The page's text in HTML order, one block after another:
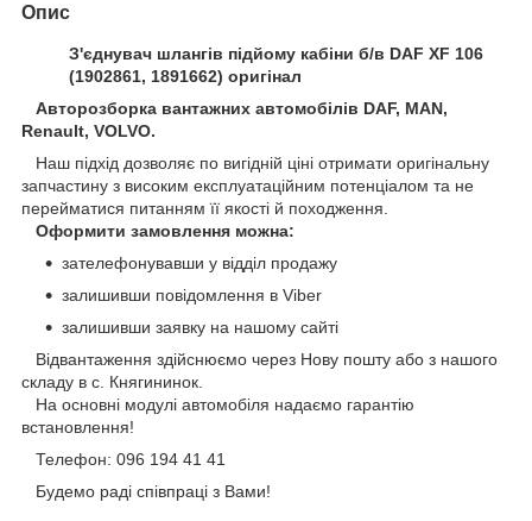
Опис
З'єднувач шлангів підйому кабіни б/в DAF XF 106
(1902861, 1891662) оригінал
Авторозборка вантажних автомобілів DAF, MAN,
Renault, VOLVO.
Наш підхід дозволяє по вигідній ціні отримати оригінальну
запчастину з високим експлуатаційним потенціалом та не
перейматися питанням її якості й походження.
Оформити замовлення можна:
зателефонувавши у відділ продажу
залишивши повідомлення в Viber
залишивши заявку на нашому сайті
Відвантаження здійснюємо через Нову пошту або з нашого
складу в с. Княгининок.
На основні модулі автомобіля надаємо гарантію
встановлення!
Телефон: 096 194 41 41
Будемо раді співпраці з Вами!